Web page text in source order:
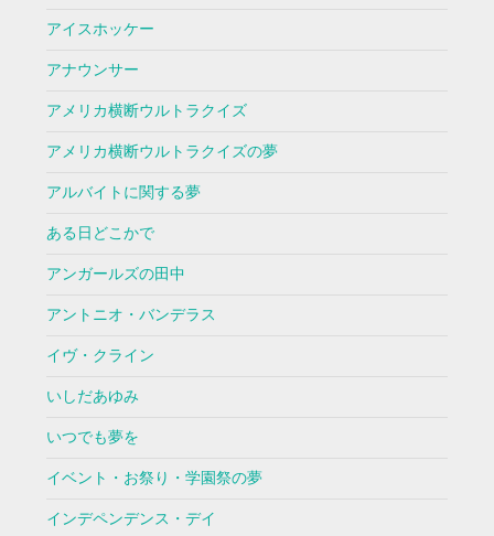
アイスホッケー
アナウンサー
アメリカ横断ウルトラクイズ
アメリカ横断ウルトラクイズの夢
アルバイトに関する夢
ある日どこかで
アンガールズの田中
アントニオ・バンデラス
イヴ・クライン
いしだあゆみ
いつでも夢を
イベント・お祭り・学園祭の夢
インデペンデンス・デイ